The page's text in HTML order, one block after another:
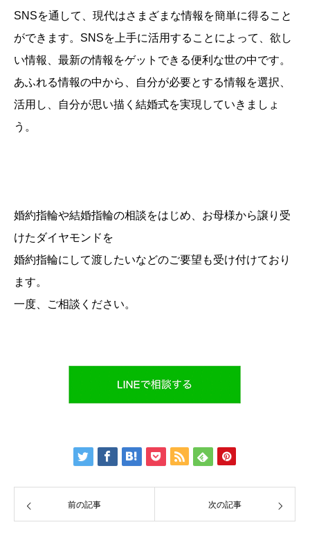
SNSを通して、現代はさまざまな情報を簡単に得ること
ができます。SNSを上手に活用することによって、欲し
い情報、最新の情報をゲットできる便利な世の中です。
あふれる情報の中から、自分が必要とする情報を選択、
活用し、自分が思い描く結婚式を実現していきましょ
う。
婚約指輪や結婚指輪の相談をはじめ、お母様から譲り受
けたダイヤモンドを
婚約指輪にして渡したいなどのご要望も受け付けており
ます。
一度、ご相談ください。
前の記事 次の記事